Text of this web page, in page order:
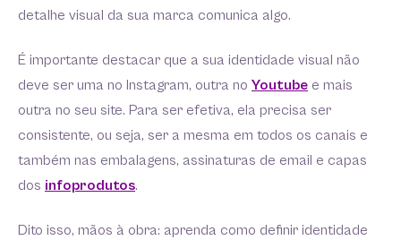
detalhe visual da sua marca comunica algo.
É importante destacar que a sua identidade visual não
deve ser uma no Instagram, outra no Youtube e mais
outra no seu site. Para ser efetiva, ela precisa ser
consistente, ou seja, ser a mesma em todos os canais e
também nas embalagens, assinaturas de email e capas
dos infoprodutos.
Dito isso, mãos à obra: aprenda como definir identidade